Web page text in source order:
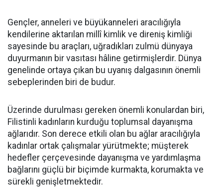
Gençler, anneleri ve büyükanneleri aracılığıyla
kendilerine aktarılan millî kimlik ve direniş kimliği
sayesinde bu araçları, uğradıkları zulmü dünyaya
duyurmanın bir vasıtası hâline getirmişlerdir. Dünya
genelinde ortaya çıkan bu uyanış dalgasının önemli
sebeplerinden biri de budur.
Üzerinde durulması gereken önemli konulardan biri,
Filistinli kadınların kurduğu toplumsal dayanışma
ağlarıdır. Son derece etkili olan bu ağlar aracılığıyla
kadınlar ortak çalışmalar yürütmekte; müşterek
hedefler çerçevesinde dayanışma ve yardımlaşma
bağlarını güçlü bir biçimde kurmakta, korumakta ve
sürekli genişletmektedir.